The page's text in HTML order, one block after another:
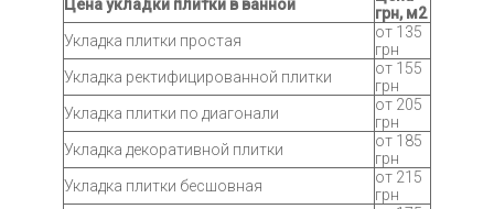
Цена укладки плитки в ванной
грн, м2
Укладка плитки простая
от 135
грн
Укладка ректифицированной плитки
от 155
грн
Укладка плитки по диагонали
от 205
грн
Укладка декоративной плитки
от 185
грн
Укладка плитки бесшовная
от 215
грн